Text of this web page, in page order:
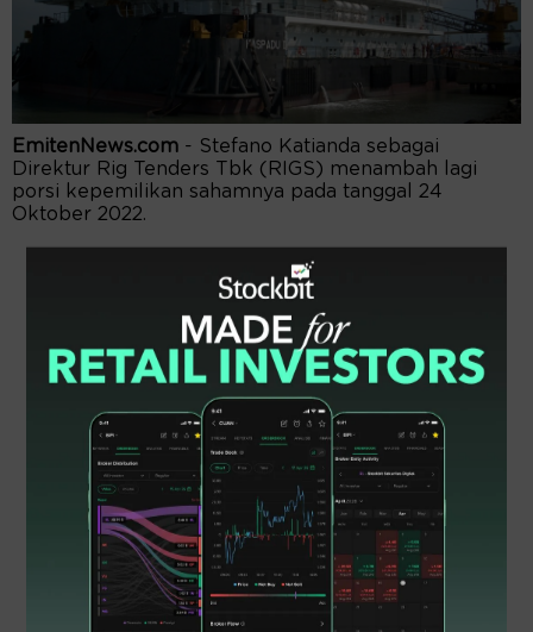
EmitenNews.com - Stefano Katianda sebagai
Direktur Rig Tenders Tbk (RIGS) menambah lagi
porsi kepemilikan sahamnya pada tanggal 24
Oktober 2022.